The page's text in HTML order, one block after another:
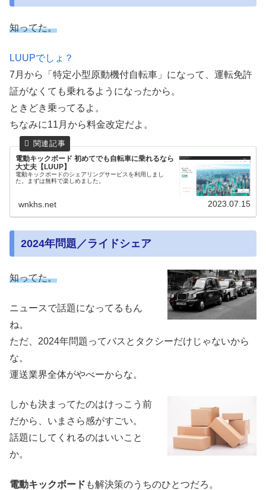
知ってた。
LUUPでしょ？
7月から「特定小型原動機付自転車」になって、運転免許
証がなくても乗れるようになったから。
ときどき乗ってるよ。
ちなみに11月から料金改定だよ。
電動キックボード 初めてでも自転車に乗れるなら
大丈夫【LUUP】
電動キックボードのシェアリングサービスを利用しまし
た。まずは無料で楽しめました。
wnkhs.net 2023.07.15
2024年問題／ライドシェア
知ってた。
ニュースで話題になってるもん
ね。
ただ、2024年問題ってバスとタクシーだけじゃないから
な。
運送業界全体がやべーからな。
しかも決まってたのはけっこう前
だから、いまさら感がすごい。
話題にしてくれるのはいいこと
か。
電動キックボード も解決策のうちのひとつだろ。